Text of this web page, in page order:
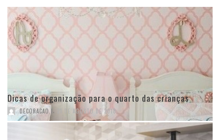
Dicas de organização para o quarto das crianças
DECORACAO I 21 DE AGOSTO DE 2018